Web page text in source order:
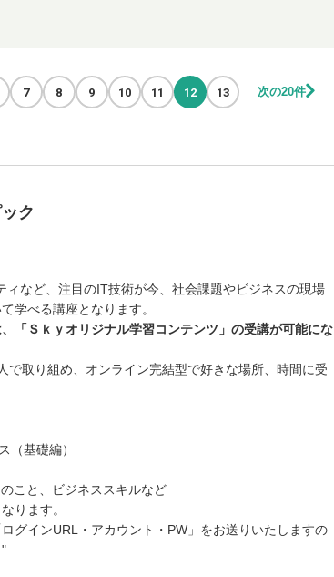
7 8 9 10 11 12 13 次の20件
ク
ィなど、注目のIT技術が今、社会課題やビジネスの現場
学べる講座となります。
「Ｓｋｙオリジナル学習コンテンツ」の受講が可能にな
で取り組め、オンライン完結型で好きな場所、時間に受
（基礎編）
こと、ビジネススキルなど
ります。
グインURL・アカウント・PW」をお送りいたしますの